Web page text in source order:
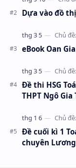
Dựa vào đồ
eBook Oan
Đề thi HSG
THPT Ngô
Đề cuối kì 1
chuyên